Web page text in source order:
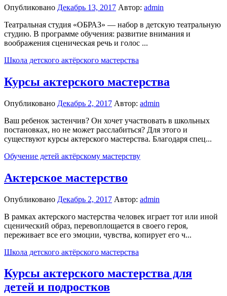
Опубликовано Декабрь 13, 2017 Автор: admin
Театральная студия «ОБРАЗ» — набор в детскую театральную
студию. В программе обучения: развитие внимания и
воображения сценическая речь и голос ...
Школа детского актёрского мастерства
Курсы актерского мастерства
Опубликовано Декабрь 2, 2017 Автор: admin
Ваш ребенок застенчив? Он хочет участвовать в школьных
постановках, но не может расслабиться? Для этого и
существуют курсы актерского мастерства. Благодаря спец...
Обучение детей актёрскому мастерству
Актерское мастерство
Опубликовано Декабрь 2, 2017 Автор: admin
В рамках актерского мастерства человек играет тот или иной
сценический образ, перевоплощается в своего героя,
переживает все его эмоции, чувства, копирует его ч...
Школа детского актёрского мастерства
Курсы актерского мастерства для
детей и подростков